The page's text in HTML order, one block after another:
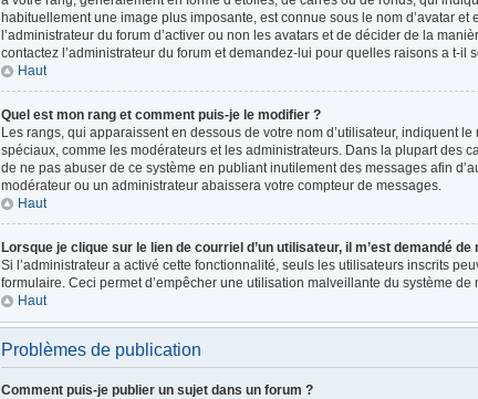
habituellement une image plus imposante, est connue sous le nom d’avatar
l’administrateur du forum d’activer ou non les avatars et de décider de la
contactez l’administrateur du forum et demandez-lui pour quelles raisons a t-il
Haut
Quel est mon rang et comment puis-je le modifier ?
Les rangs, qui apparaissent en dessous de votre nom d’utilisateur, indiquent
spéciaux, comme les modérateurs et les administrateurs. Dans la plupart des
de ne pas abuser de ce système en publiant inutilement des messages afin
modérateur ou un administrateur abaissera votre compteur de messages.
Haut
Lorsque je clique sur le lien de courriel d’un utilisateur, il m’est demandé
Si l’administrateur a activé cette fonctionnalité, seuls les utilisateurs inscrits
formulaire. Ceci permet d’empêcher une utilisation malveillante du système
Haut
Problèmes de publication
Comment puis-je publier un sujet dans un forum ?